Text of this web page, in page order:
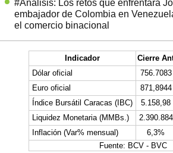
#Análisis: Los retos que enfrentará
embajador de Colombia en
el comercio binacional
Indicador Cierre
Dólar oficial
756.7083
Euro oficial
871,8944
Índice Bursátil Caracas (IBC)
5.158,98
Liquidez Monetaria (MMBs.)
2.390.884
Inflación (Var% mensual)
6,3%
Fuente: BCV - BVC